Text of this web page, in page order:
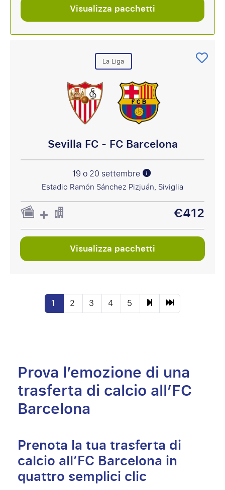
Visualizza pacchetti
La Liga
Sevilla FC - FC Barcelona
19 o 20 settembre
Estadio Ramón Sánchez Pizjuán, Siviglia
€412
Visualizza pacchetti
1 2 3 4 5
Prova l’emozione di una
trasferta di calcio all’FC
Barcelona
Prenota la tua trasferta di
calcio all’FC Barcelona in
quattro semplici clic